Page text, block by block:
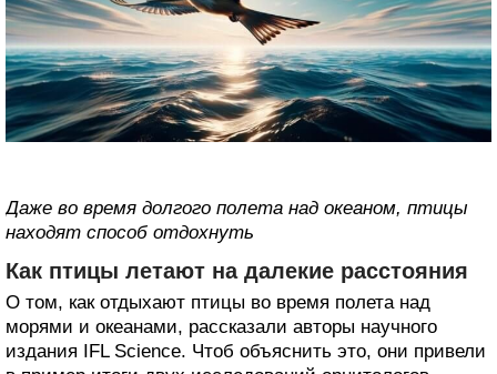
Даже во время долгого полета над океаном, птицы
находят способ отдохнуть
Как птицы летают на далекие расстояния
О том, как отдыхают птицы во время полета над
морями и океанами, рассказали авторы научного
издания IFL Science. Чтоб объяснить это, они привели